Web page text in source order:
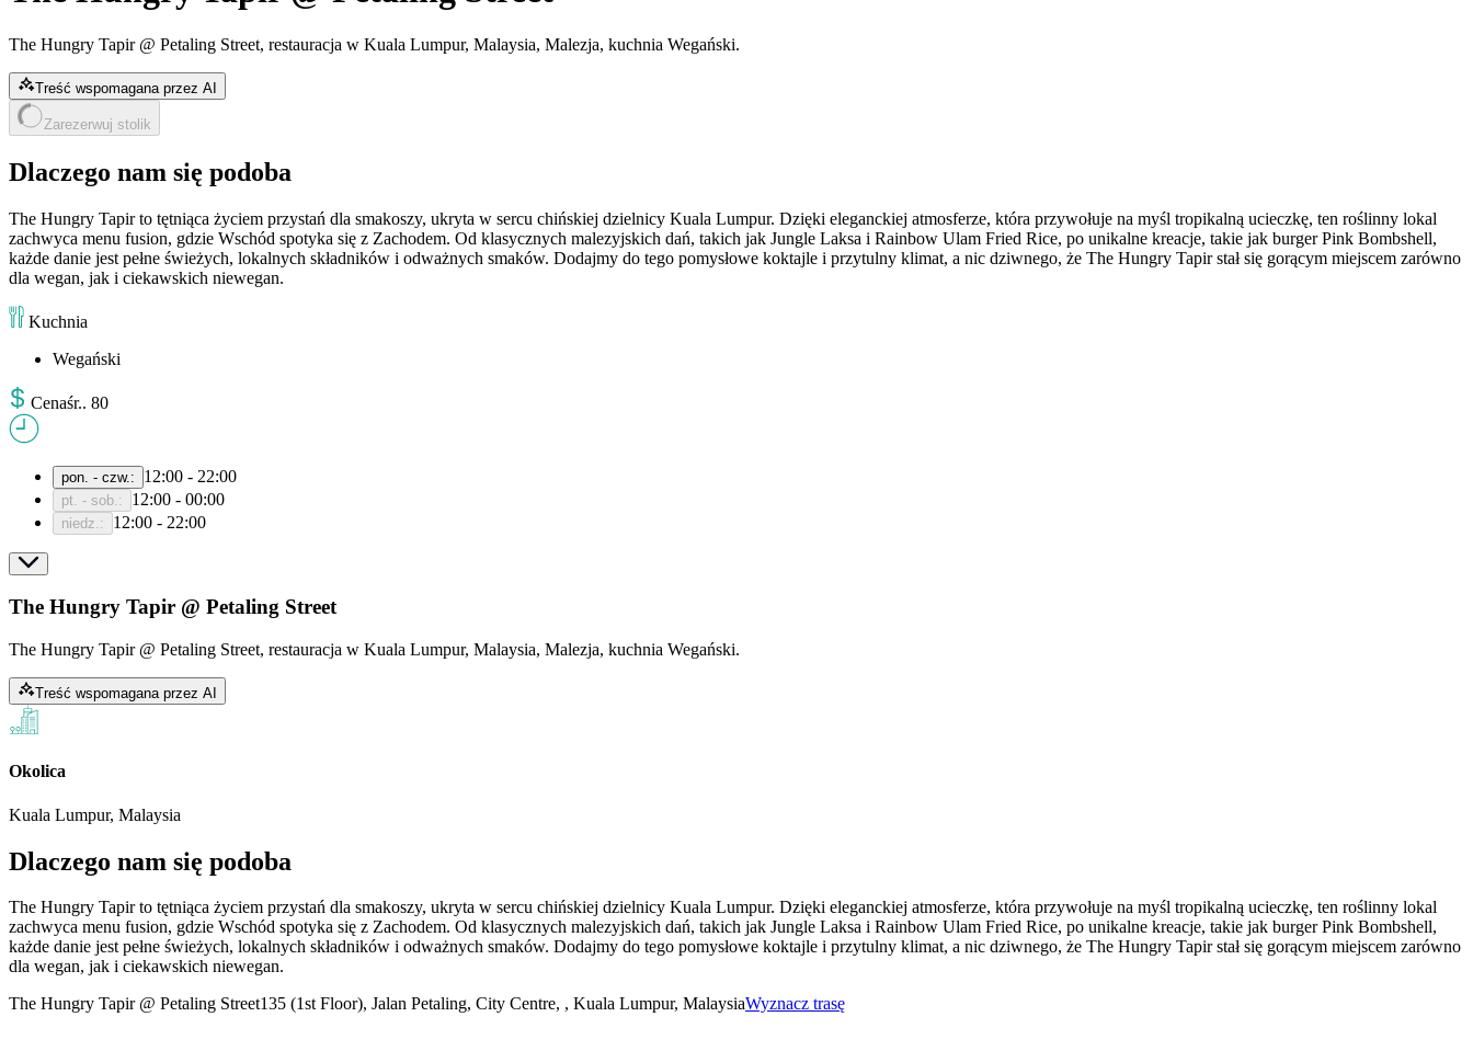
The Hungry Tapir @ Petaling Street, restauracja w Kuala Lumpur, Malaysia, Malezja, kuchnia Wegański.
Treść wspomagana przez AI
Zarezerwuj stolik
Dlaczego nam się podoba
The Hungry Tapir to tętniąca życiem przystań dla smakoszy, ukryta w sercu chińskiej dzielnicy Kuala Lumpur. Dzięki eleganckiej atmosferze, która przywołuje na myśl tropikalną ucieczkę, ten roślinny lokal
zachwyca menu fusion, gdzie Wschód spotyka się z Zachodem. Od klasycznych malezyjskich dań, takich jak Jungle Laksa i Rainbow Ulam Fried Rice, po unikalne kreacje, takie jak burger Pink Bombshell,
każde danie jest pełne świeżych, lokalnych składników i odważnych smaków. Dodajmy do tego pomysłowe koktajle i przytulny klimat, a nic dziwnego, że The Hungry Tapir stał się gorącym miejscem zarówno
dla wegan, jak i ciekawskich niewegan.
Kuchnia
Wegański
Cenaśr.. 80
pon. - czw. : 12:00 - 22:00
pt. - sob. : 12:00 - 00:00
niedz. : 12:00 - 22:00
The Hungry Tapir @ Petaling Street
The Hungry Tapir @ Petaling Street, restauracja w Kuala Lumpur, Malaysia, Malezja, kuchnia Wegański.
Treść wspomagana przez AI
Okolica
Kuala Lumpur, Malaysia
Dlaczego nam się podoba
The Hungry Tapir to tętniąca życiem przystań dla smakoszy, ukryta w sercu chińskiej dzielnicy Kuala Lumpur. Dzięki eleganckiej atmosferze, która przywołuje na myśl tropikalną ucieczkę, ten roślinny lokal
zachwyca menu fusion, gdzie Wschód spotyka się z Zachodem. Od klasycznych malezyjskich dań, takich jak Jungle Laksa i Rainbow Ulam Fried Rice, po unikalne kreacje, takie jak burger Pink Bombshell,
każde danie jest pełne świeżych, lokalnych składników i odważnych smaków. Dodajmy do tego pomysłowe koktajle i przytulny klimat, a nic dziwnego, że The Hungry Tapir stał się gorącym miejscem zarówno
dla wegan, jak i ciekawskich niewegan.
The Hungry Tapir @ Petaling Street135 (1st Floor), Jalan Petaling, City Centre, , Kuala Lumpur, MalaysiaWyznacz trasę